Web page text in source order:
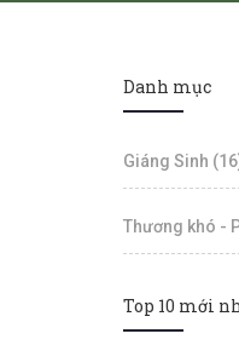
Danh mục
Giáng Sinh
Thương khó -
Top 10 mới